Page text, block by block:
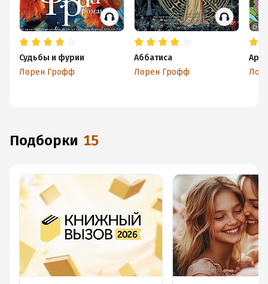
Судьбы и фурии
Лорен Грофф
Аббатиса
Лорен Грофф
Подборки 15